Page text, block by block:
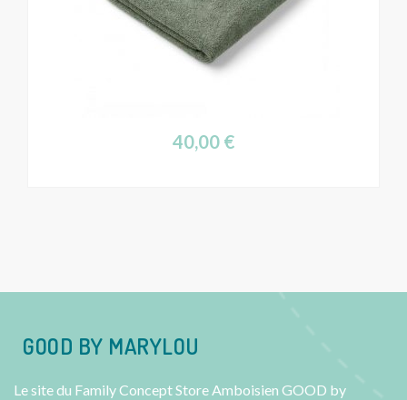
40,00 €
GOOD BY MARYLOU
Le site du Family Concept Store Amboisien GOOD by